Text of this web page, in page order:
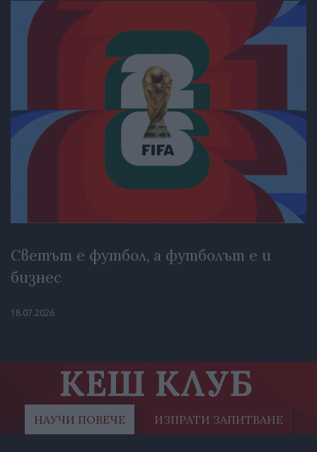
Светът е футбол, а футболът е и
бизнес
18.07.2026
КЕШ КЛУБ
НАУЧИ ПОВЕЧЕ ИЗПРАТИ ЗАПИТВАНЕ